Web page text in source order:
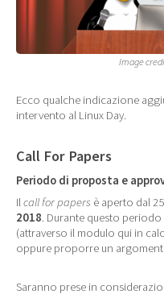
Image
Ecco qualche indicazione
intervento al Linux Day.
Call For Papers
Periodo di proposta e
Ilcall for papers è aperto dal
2018. Durante questo
(attraverso il modulo qui in
oppure proporre un
Saranno prese in